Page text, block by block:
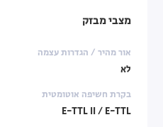
מצבי מבזק
אור מהיר / הגדרות עצמה
לא
בקרת חשיפה אוטומטית
E-TTL II / E-TTL